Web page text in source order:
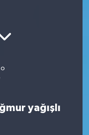
°
yağışlı